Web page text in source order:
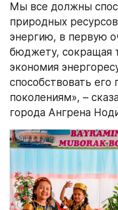
Мы все должны
природных
энергию, в первую
бюджету, сокращая
экономия
способствовать
поколениям», –
города Ангрена